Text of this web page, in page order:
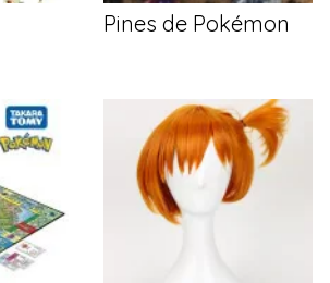
Pines de Pokémon